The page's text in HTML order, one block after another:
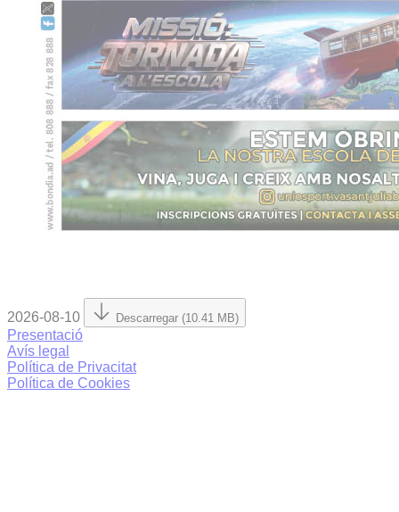
2026-08-10 Descarregar (10.41 MB)
Presentació
Avís legal
Política de Privacitat
Política de Cookies